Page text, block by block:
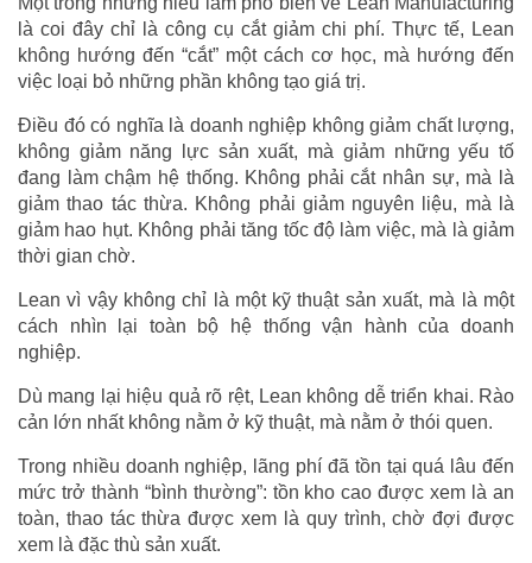
là coi đây chỉ là công cụ cắt giảm chi phí. Thực tế, Lean
không hướng đến “cắt” một cách cơ học, mà hướng đến
việc loại bỏ những phần không tạo giá trị.
Điều đó có nghĩa là doanh nghiệp không giảm chất lượng,
không giảm năng lực sản xuất, mà giảm những yếu tố
đang làm chậm hệ thống. Không phải cắt nhân sự, mà là
giảm thao tác thừa. Không phải giảm nguyên liệu, mà là
giảm hao hụt. Không phải tăng tốc độ làm việc, mà là giảm
thời gian chờ.
Lean vì vậy không chỉ là một kỹ thuật sản xuất, mà là một
cách nhìn lại toàn bộ hệ thống vận hành của doanh
nghiệp.
Dù mang lại hiệu quả rõ rệt, Lean không dễ triển khai. Rào
cản lớn nhất không nằm ở kỹ thuật, mà nằm ở thói quen.
Trong nhiều doanh nghiệp, lãng phí đã tồn tại quá lâu đến
mức trở thành “bình thường”: tồn kho cao được xem là an
toàn, thao tác thừa được xem là quy trình, chờ đợi được
xem là đặc thù sản xuất.